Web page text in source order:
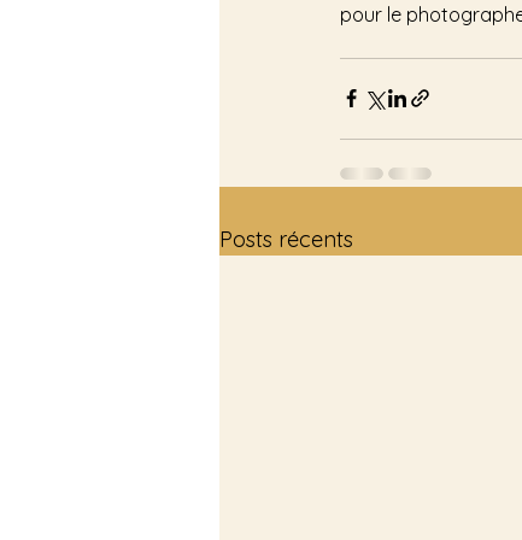
pour le
Posts récents